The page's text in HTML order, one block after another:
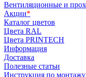
Вентиляционные и
Акции*
Каталог цветов
Цвета RAL
Цвета PRINTECH
Информация
Доставка
Полезные статьи
Инструкция по монтажу